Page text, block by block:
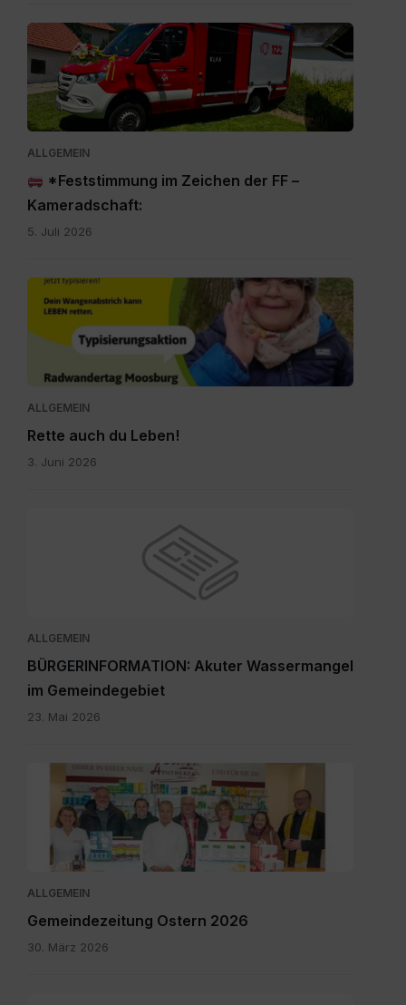
IMG-
20260705-
WA0009.jpg
ALLGEMEIN
*Feststimmung im Zeichen der FF –
Kameradschaft:
5. Juli 2026
Rette
auch
du
ALLGEMEIN
Rette auch du Leben!
3. Juni 2026
ALLGEMEIN
BÜRGERINFORMATION: Akuter Wassermangel
im Gemeindegebiet
23. Mai 2026
April
2026_INT.pdf
ALLGEMEIN
Gemeindezeitung Ostern 2026
30. März 2026